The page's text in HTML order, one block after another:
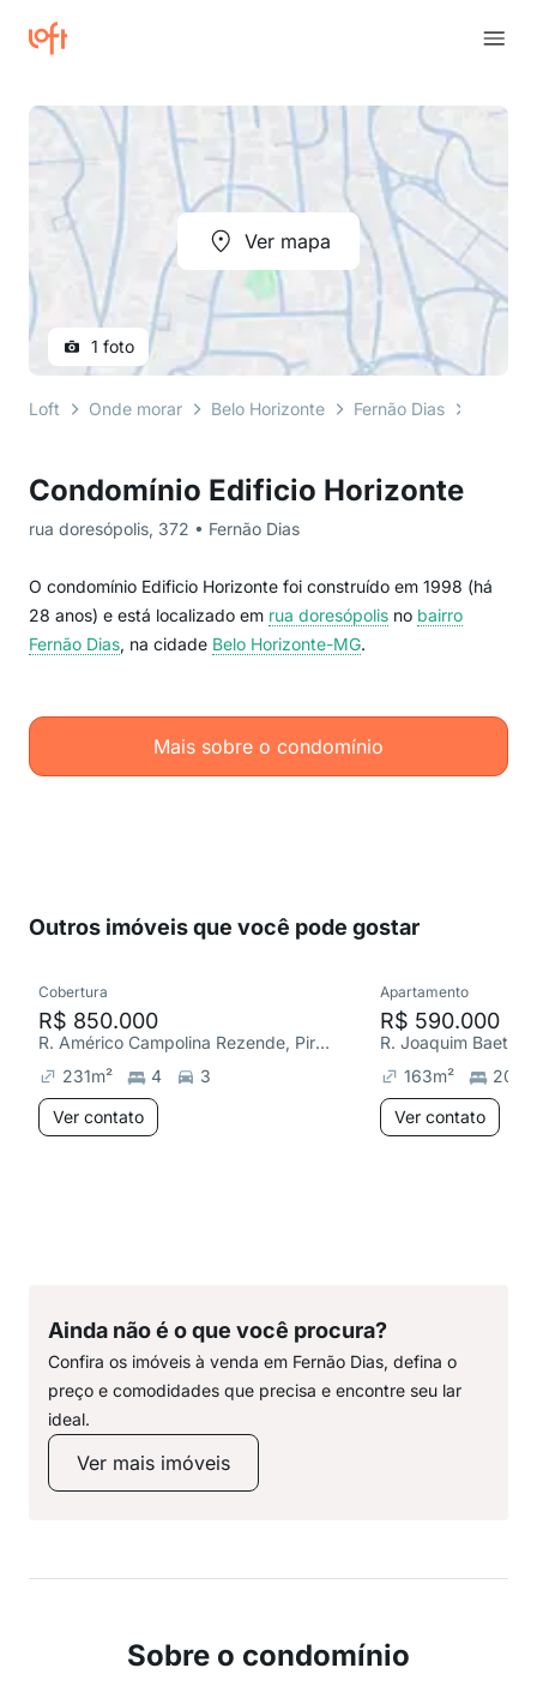
Condomínio Edificio Horizonte
rua doresópolis, 372 • Fernão Dias
O condomínio Edificio Horizonte foi construído em 1998 (há
28 anos) e está localizado em rua doresópolis no bairro
Fernão Dias, na cidade Belo Horizonte-MG.
Mais sobre o condomínio
Ver mapa
1 foto
Loft Onde morar Belo Horizonte Fernão Dias
Outros imóveis que você pode gostar
Cobertura
R$ 850.000
R. Américo Campolina Rezende, Pirajá
231m² 4
3
Ver contato
Apartamento
R$ 590.000
R. Joaquim Baeta
163m²
20
Ver contato
Ainda não é o que você procura?
Confira os imóveis à venda em Fernão Dias, defina o
preço e comodidades que precisa e encontre seu lar
ideal.
Ver mais imóveis
Sobre o condomínio